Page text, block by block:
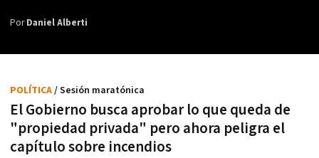
PorDaniel Alberti
El Gobierno busca aprobar lo que queda de
"propiedad privada" pero ahora peligra el
capítulo sobre incendios
POLÍTICA/ Sesión maratónica